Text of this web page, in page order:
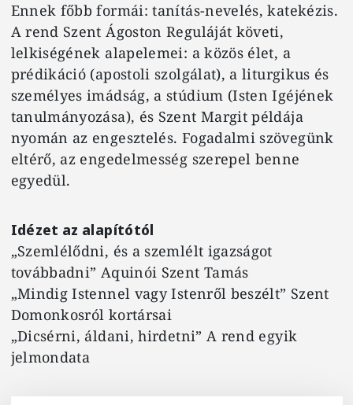
Ennek főbb formái: tanítás-nevelés, katekézis.
A rend Szent Ágoston Reguláját követi,
lelkiségének alapelemei: a közös élet, a
prédikáció (apostoli szolgálat), a liturgikus és
személyes imádság, a stúdium (Isten Igéjének
tanulmányozása), és Szent Margit példája
nyomán az engesztelés. Fogadalmi szövegünk
eltérő, az engedelmesség szerepel benne
egyedül.
Idézet az alapítótól
„Szemlélődni, és a szemlélt igazságot
továbbadni” Aquinói Szent Tamás
„Mindig Istennel vagy Istenről beszélt” Szent
Domonkosról kortársai
„Dicsérni, áldani, hirdetni” A rend egyik
jelmondata